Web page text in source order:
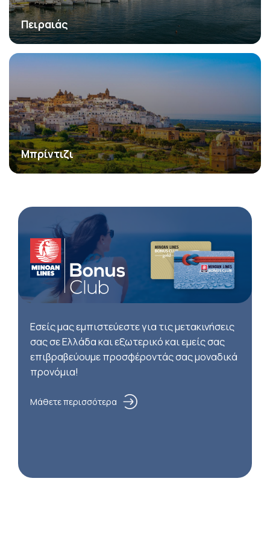
Πειραιάς
Μπρίντιζι
Εσείς μας εμπιστεύεστε για τις μετακινήσεις
σας σε Ελλάδα και εξωτερικό και εμείς σας
επιβραβεύουμε προσφέροντάς σας μοναδικά
προνόμια!
Μάθετε περισσότερα